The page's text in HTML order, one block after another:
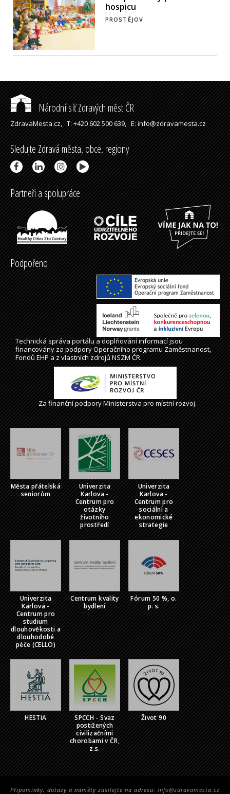
hospicu
PROSTĚJOV
Národní síť Zdravých měst ČR
ZdravaMesta.cz,T: +420 602 500 639,E: info@zdravamesta.cz
Sledujte Zdravá města, obce, regiony
Partneři a spolupráce
Podpořeno
Technická správaportálua doplňování informací jsou
financovány za podpory Operačního programu Zaměstnanost,
Fondů EHP a z vlastních zdrojů NSZM ČR.
Za finanční podpory Ministerstva pro místní rozvoj.
Města přátelská
seniorům
Univerzita
Karlova -
Centrum pro
otázky
životního
prostředí
Univerzita
Karlova -
Centrum pro
sociální a
ekonomické
strategie
Univerzita
Karlova -
Centrum pro
studium
dlouhověkosti a
dlouhodobé
péče (CELLO)
Centrum kvality
bydlení
Fórum 50 %, o.
p. s.
HESTIA
SPCCH - Svaz
postižených
civilizačními
chorobami v ČR,
z.s.
Život 90
Připomínky, dotazy a náměty zasílejte na adresu: info@zdravamesta.cz